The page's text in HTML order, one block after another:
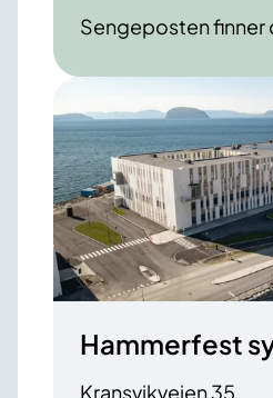
Sengeposten finner
Hammerfest
Kransvikveien 35